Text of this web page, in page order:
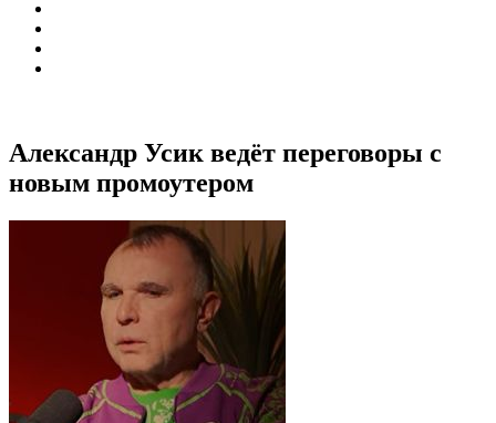
Александр Усик ведёт переговоры с
новым промоутером